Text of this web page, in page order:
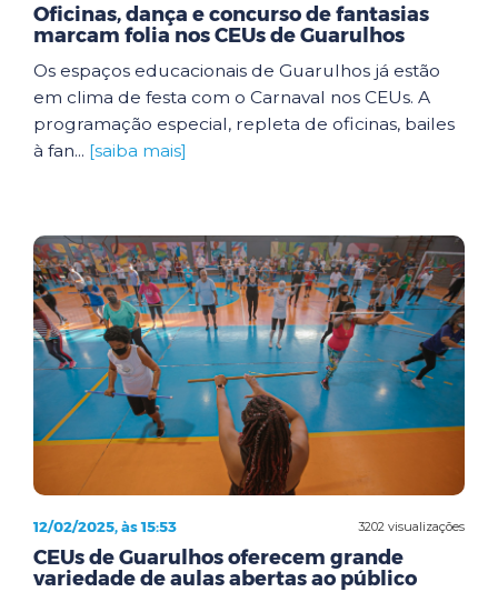
Oficinas, dança e concurso de fantasias
marcam folia nos CEUs de Guarulhos
Os espaços educacionais de Guarulhos já estão
em clima de festa com o Carnaval nos CEUs. A
programação especial, repleta de oficinas, bailes
à fan... [saiba mais]
3202 visualizações
12/02/2025, às 15:53
CEUs de Guarulhos oferecem grande
variedade de aulas abertas ao público